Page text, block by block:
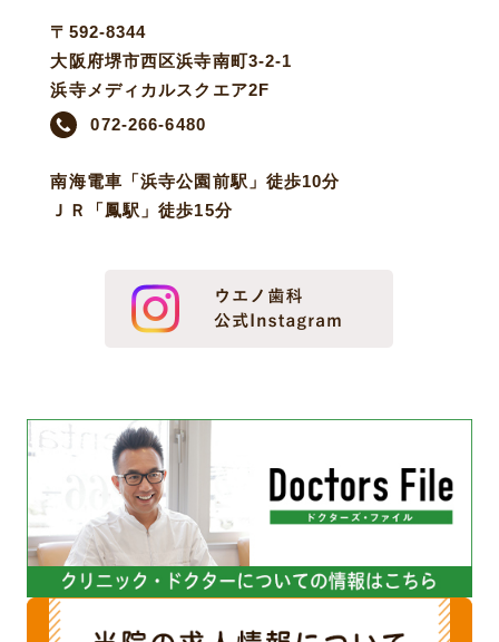
〒592-8344
大阪府堺市西区浜寺南町3-2-1
浜寺メディカルスクエア2F
072-266-6480
南海電車「浜寺公園前駅」徒歩10分
ＪＲ「鳳駅」徒歩15分